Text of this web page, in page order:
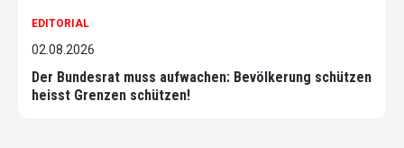
EDITORIAL
02.08.2026
Der Bundesrat muss aufwachen: Bevölkerung schützen
heisst Grenzen schützen!